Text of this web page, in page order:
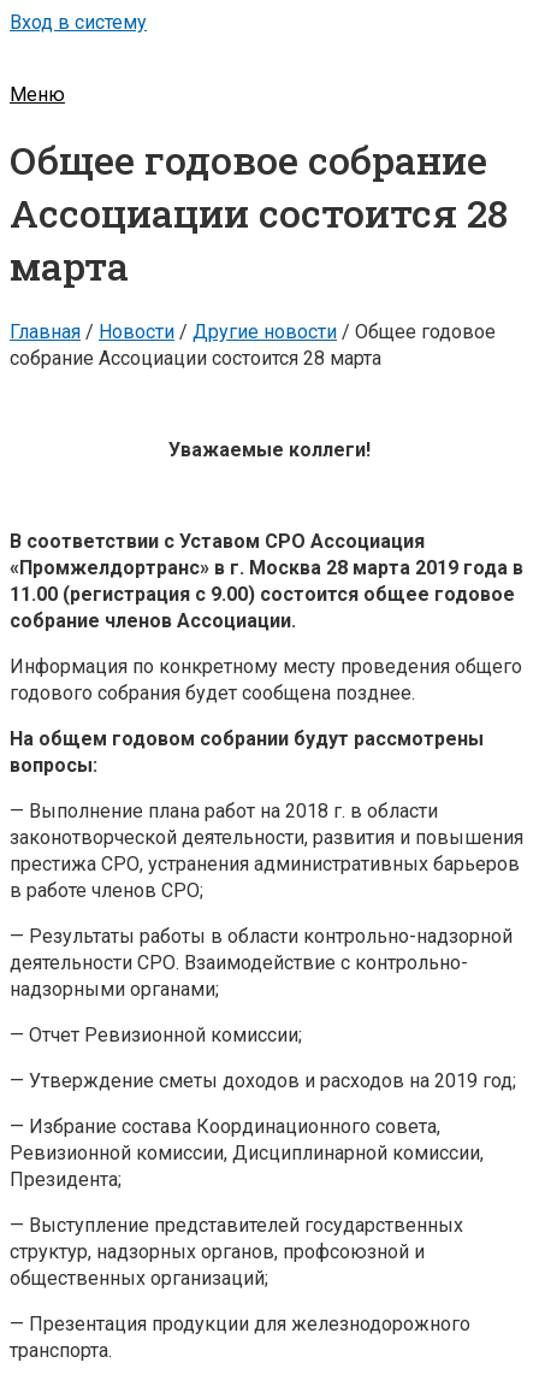
Вход в систему
Меню
Общее годовое собрание
Ассоциации состоится 28
марта
Главная / Новости / Другие новости / Общее годовое
собрание Ассоциации состоится 28 марта
Уважаемые коллеги!
В соответствии с Уставом СРО Ассоциация
«Промжелдортранс» в г. Москва 28 марта 2019 года в
11.00 (регистрация с 9.00) состоится общее годовое
собрание членов Ассоциации.
Информация по конкретному месту проведения общего
годового собрания будет сообщена позднее.
На общем годовом собрании будут рассмотрены
вопросы:
— Выполнение плана работ на 2018 г. в области
законотворческой деятельности, развития и повышения
престижа СРО, устранения административных барьеров
в работе членов СРО;
— Результаты работы в области контрольно-надзорной
деятельности СРО. Взаимодействие с контрольно-
надзорными органами;
— Отчет Ревизионной комиссии;
— Утверждение сметы доходов и расходов на 2019 год;
— Избрание состава Координационного совета,
Ревизионной комиссии, Дисциплинарной комиссии,
Президента;
— Выступление представителей государственных
структур, надзорных органов, профсоюзной и
общественных организаций;
— Презентация продукции для железнодорожного
транспорта.